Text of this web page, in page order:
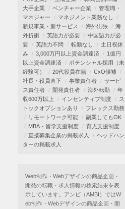
大手企業
ベンチャー企業
管理職・
マネジャー
マネジメント業務なし
新規事業・新サービス
海外出張
海
外折衝
英語力が必要
中国語力が必
要
英語力不問 転勤なし
土日祝休
み
3,000万円以上資金調達済
1億円
以上資金調達済
ポテンシャル採用（未
経験可）
20代役員在籍
CxO候補
社長・役員直下
事業責任者
サービ
ス責任者
開発責任者 海外転勤
年
収600万以上
インセンティブ制度
ス
トックオプションあり
フレックス勤務
リモートワーク可能
副業してもOK
MBA・留学支援制度
育児支援制度
直接募集企業の掲載求人
ヘッドハン
ターの掲載求人
Web制作・Webデザインの商品企画・
開発の転職・求人情報の検索結果を表
示しています。アンビ（AMBI）ではW
eb制作・Webデザインの商品企画・開